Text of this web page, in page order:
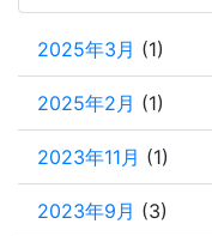
2025年3月 (1)
2025年2月 (1)
2023年11月 (1)
2023年9月 (3)